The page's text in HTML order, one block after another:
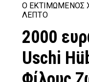
Ο ΕΚΤΙΜΏΜΕΝΟΣ
ΛΕΠΤΌ
2000
Uschi